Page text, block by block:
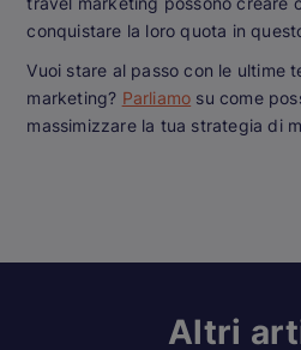
conquistare la loro quota in
Vuoi stare al passo con le ultime
marketing? Parliamo su come
massimizzare la tua strategia di
Altri